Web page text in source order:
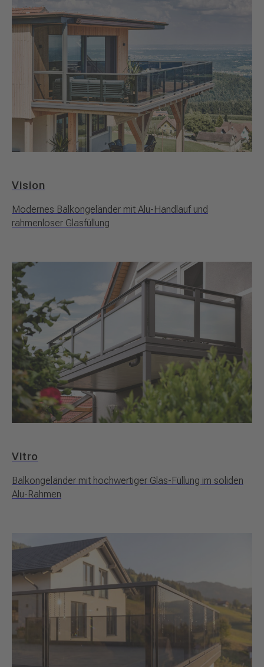
Vision
Modernes Balkongeländer mit Alu-Handlauf und
rahmenloser Glasfüllung
Vitro
Balkongeländer mit hochwertiger Glas-Füllung im soliden
Alu-Rahmen